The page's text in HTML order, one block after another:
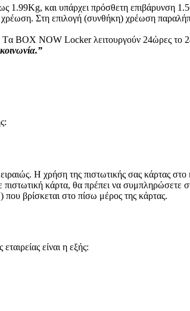
1.99Kg, και υπάρχει πρόσθετη επιβάρυνση
Στη επιλογή (συνθήκη) χρέωση
Tα ΒΟΧ ΝΟW Locker λειτουργούν 24ώρες το
Η χρήση της πιστωτικής σας κάρτας στο
κάρτα, θα πρέπει να συμπληρώσετε
βρίσκεται στο πίσω μέρος της κάρτας.
είναι η εξής: